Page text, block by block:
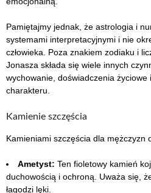
Pamiętajmy jednak, że astrologia i
systemami interpretacyjnymi i nie
człowieka. Poza znakiem zodiaku i
Jonasza składa się wiele innych
wychowanie, doświadczenia życiowe
charakteru.
Kamienie szczęścia
Kamieniami szczęścia dla mężczyzn
Ametyst: Ten fioletowy kamień
duchowością i ochroną. Uważa się,
łagodzi lęki.